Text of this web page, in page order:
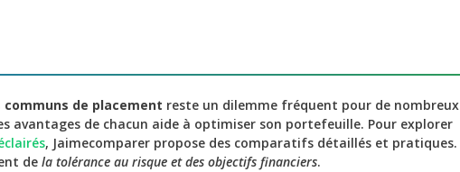
communs de placement reste un dilemme fréquent pour de nombreux
avantages de chacun aide à optimiser son portefeuille. Pour explorer
, Jaimecomparer propose des comparatifs détaillés et pratiques.
de la tolérance au risque et des objectifs financiers.